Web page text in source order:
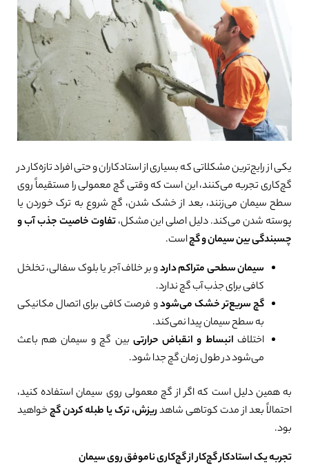
یکی از رایج‌ترین مشکلاتی که بسیاری از استادکاران و حتی افراد تازه‌کار در
گچ‌کاری تجربه می‌کنند، این است که وقتی گچ معمولی را مستقیماً روی
سطح سیمان می‌زنند، بعد از خشک شدن، گچ شروع به ترک خوردن یا
پوسته شدن می‌کند. دلیل اصلی این مشکل،تفاوت خاصیت جذب آب و
چسبندگی بین سیمان و گچاست.
سیمان سطحی متراکم داردو بر خلاف آجر یا بلوک سفالی، تخلخل
کافی برای جذب آب گچ ندارد.
گچ سریع‌تر خشک می‌شودو فرصت کافی برای اتصال مکانیکی
به سطح سیمان پیدا نمی‌کند.
اختلاف انبساط و انقباض حرارتی بین گچ و سیمان هم باعث
می‌شود در طول زمان گچ جدا شود.
به همین دلیل است که اگر از گچ معمولی روی سیمان استفاده کنید،
احتمالاً بعد از مدت کوتاهی شاهدریزش، ترک یا طبله کردن گچخواهید
بود.
تجربه یک استادکار گچ‌کار از گچ‌کاری ناموفق روی سیمان